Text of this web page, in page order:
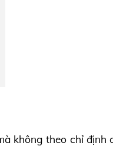
không theo chỉ định